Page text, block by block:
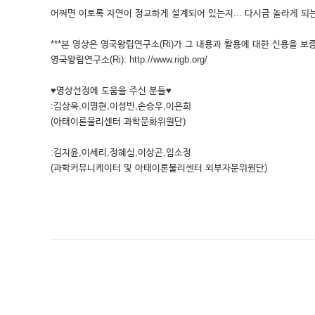
어쩌면 이토록 자연이 정교하게 설계되어 있는지... 다시금 놀라게 되
***본 영상은 영국왕립연구소(Ri)가 그 내용과 활용에 대한 신용을 보
영국왕립연구소(Ri): http://www.rigb.org/
♥영상선정에 도움을 주신 분들♥
:김상욱,이명현,이성빈,손승우,이은희
(아태이론물리센터 과학문화위원단)
:김지윤,이세리,정혜심,이상곤,임소정
(과학커뮤니케이터 및 아태이론물리센터 외부자문위원단)